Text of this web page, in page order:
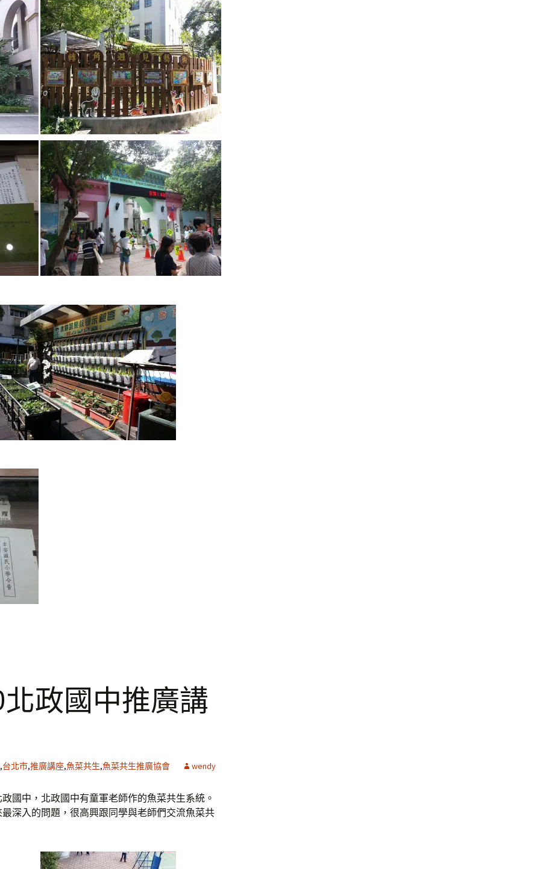
政國中推廣講
,台北市,推廣講座,魚菜共生,魚菜共生推廣協會 wendy
國中，北政國中有童軍老師作的魚菜共生系統。
深入的問題，很高興跟同學與老師們交流魚菜共